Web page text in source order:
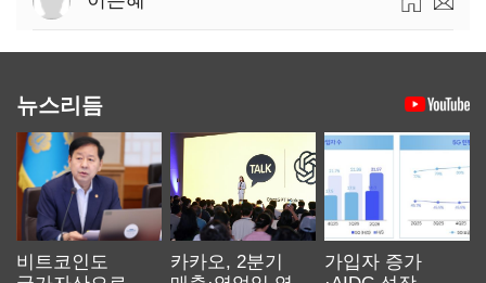
뉴스리듬
비트코인도
카카오, 2분기
가입자 증가